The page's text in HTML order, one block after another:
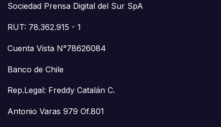
Sociedad Prensa Digital del Sur SpA
RUT: 78.362.915 - 1
Cuenta Vista N°78626084
Banco de Chile
Rep.Legal: Freddy Catalán C.
Antonio Varas 979 Of.801